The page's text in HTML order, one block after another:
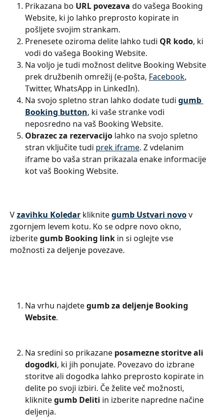
Prikazana bo URL povezava do vašega Booking
Website, ki jo lahko preprosto kopirate in
pošljete svojim strankam.
Prenesete oziroma delite lahko tudi QR kodo, ki
vodi do vašega Booking Website.
Na voljo je tudi možnost delitve Booking Website
prek družbenih omrežij (e-pošta, Facebook,
Twitter, WhatsApp in LinkedIn).
Na svojo spletno stran lahko dodate tudi gumb
Booking button, ki vaše stranke vodi
neposredno na vaš Booking Website.
Obrazec za rezervacijo lahko na svojo spletno
stran vključite tudi prek iframe. Z vdelanim
iframe bo vaša stran prikazala enake informacije
kot vaš Booking Website.
V zavihku Koledar kliknite gumb Ustvari novo v
zgornjem levem kotu. Ko se odpre novo okno,
izberite gumb Booking link in si oglejte vse
možnosti za deljenje povezave.
Na vrhu najdete gumb za deljenje Booking
Website.
Na sredini so prikazane posamezne storitve ali
dogodki, ki jih ponujate. Povezavo do izbrane
storitve ali dogodka lahko preprosto kopirate in
delite po svoji izbiri. Če želite več možnosti,
kliknite gumb Deliti in izberite napredne načine
deljenja.